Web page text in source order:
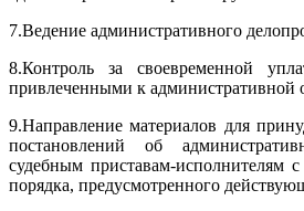
7.Ведение административного
8.Контроль за своевременной
привлеченными к административной
9.Направление материалов для
постановлений об
судебным приставам-исполнителям
порядка, предусмотренного